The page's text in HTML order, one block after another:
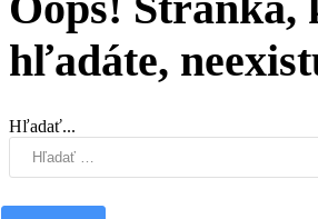
hľadáte,
Hľadať...